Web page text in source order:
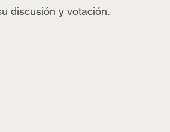
discusión y votación.